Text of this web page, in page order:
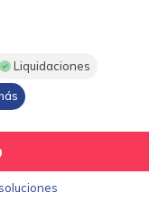
Liquidaciones